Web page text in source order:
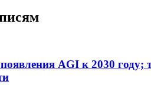
AGI к 2030 году;